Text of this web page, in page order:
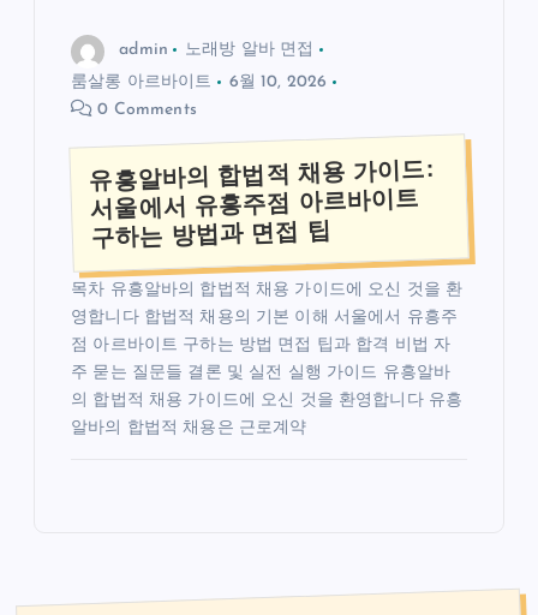
admin
노래방 알바 면접
룸살롱 아르바이트
6월 10, 2026
0 Comments
유흥알바의 합법적 채용 가이드:
서울에서 유흥주점 아르바이트
구하는 방법과 면접 팁
목차 유흥알바의 합법적 채용 가이드에 오신 것을 환
영합니다 합법적 채용의 기본 이해 서울에서 유흥주
점 아르바이트 구하는 방법 면접 팁과 합격 비법 자
주 묻는 질문들 결론 및 실전 실행 가이드 유흥알바
의 합법적 채용 가이드에 오신 것을 환영합니다 유흥
알바의 합법적 채용은 근로계약